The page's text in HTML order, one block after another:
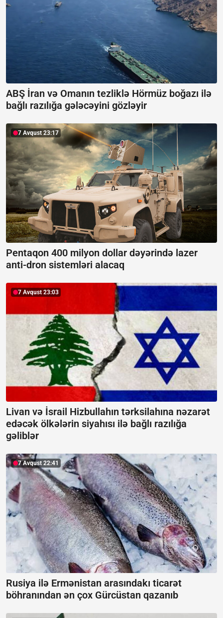
ABŞ İran və Omanın tezliklə Hörmüz boğazı ilə
bağlı razılığa gələcəyini gözləyir
7 Avqust 23:17
Pentaqon 400 milyon dollar dəyərində lazer
anti-dron sistemləri alacaq
7 Avqust 23:03
Livan və İsrail Hizbullahın tərksilahına nəzarət
edəcək ölkələrin siyahısı ilə bağlı razılığa
gəliblər
7 Avqust 22:41
Rusiya ilə Ermənistan arasındakı ticarət
böhranından ən çox Gürcüstan qazanıb